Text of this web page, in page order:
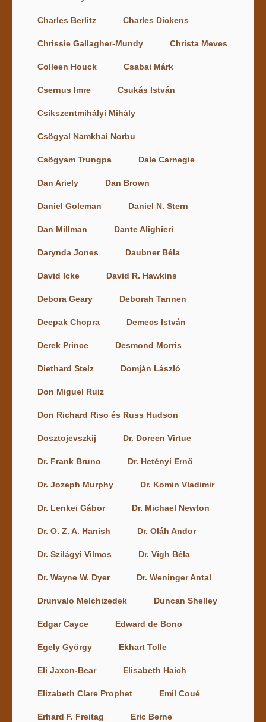
Charles Berlitz Charles Dickens
Chrissie Gallagher-Mundy Christa Meves
Colleen Houck Csabai Márk
Csernus Imre Csukás István
Csíkszentmihályi Mihály
Csögyal Namkhai Norbu
Csögyam Trungpa Dale Carnegie
Dan Ariely Dan Brown
Daniel Goleman Daniel N. Stern
Dan Millman Dante Alighieri
Darynda Jones Daubner Béla
David Icke David R. Hawkins
Debora Geary Deborah Tannen
Deepak Chopra Demecs István
Derek Prince Desmond Morris
Diethard Stelz Domján László
Don Miguel Ruiz
Don Richard Riso és Russ Hudson
Dosztojevszkij Dr. Doreen Virtue
Dr. Frank Bruno Dr. Hetényi Ernő
Dr. Jozeph Murphy Dr. Komin Vladimir
Dr. Lenkei Gábor Dr. Michael Newton
Dr. O. Z. A. Hanish Dr. Oláh Andor
Dr. Szilágyi Vilmos Dr. Vígh Béla
Dr. Wayne W. Dyer Dr. Weninger Antal
Drunvalo Melchizedek Duncan Shelley
Edgar Cayce Edward de Bono
Egely György Ekhart Tolle
Eli Jaxon-Bear Elisabeth Haich
Elizabeth Clare Prophet Emil Coué
Erhard F. Freitag Eric Berne